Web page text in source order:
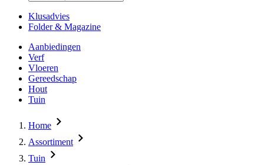
Klusadvies
Folder & Magazine
Aanbiedingen
Verf
Vloeren
Gereedschap
Hout
Tuin
Home
Assortiment
Tuin